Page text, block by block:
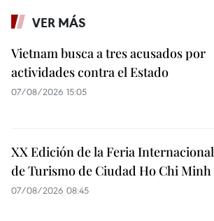
VER MÁS
Vietnam busca a tres acusados por
actividades contra el Estado
07/08/2026 15:05
XX Edición de la Feria Internacional
de Turismo de Ciudad Ho Chi Minh
07/08/2026 08:45